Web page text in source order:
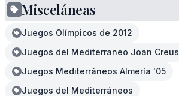
Misceláneas
Juegos Olímpicos de 2012
Juegos del Mediterraneo Joan Creus
Juegos Mediterráneos Almería '05
Juegos del Mediterráneos